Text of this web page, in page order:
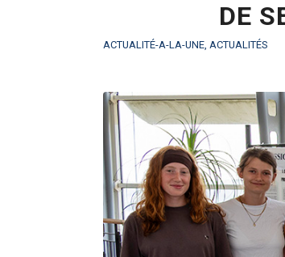
DE
ACTUALITÉ-A-LA-UNE, ACTUALITÉS